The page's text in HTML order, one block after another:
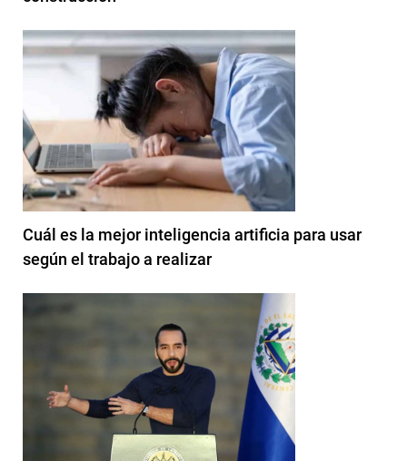
Cuál es la mejor inteligencia artificia para usar
según el trabajo a realizar